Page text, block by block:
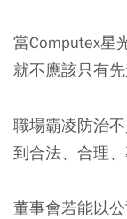
當Computex星
就不應該只有
職場霸凌防治
到合法、合理、
董事會若能以